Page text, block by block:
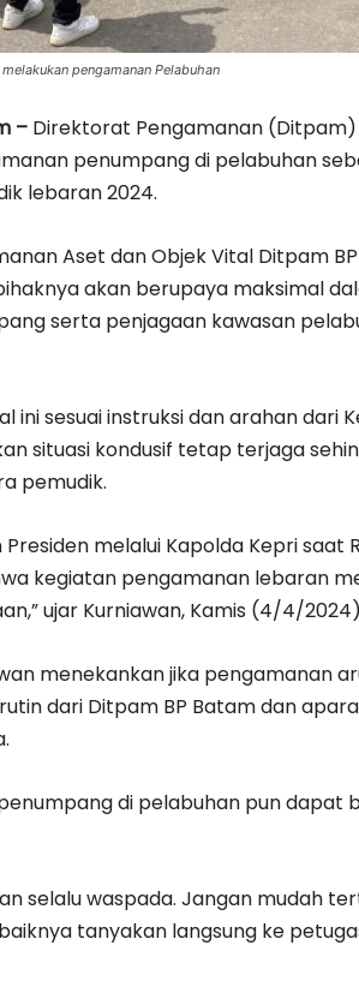
pengamanan Pelabuhan
– Direktorat Pengamanan
penumpang di pelabuhan
lebaran 2024.
Aset dan Objek Vital Ditpam BP
akan berupaya maksimal
serta penjagaan kawasan
ini sesuai instruksi dan arahan dari
situasi kondusif tetap terjaga
pemudik.
Presiden melalui Kapolda Kepri
kegiatan pengamanan lebaran
ujar Kurniawan, Kamis (4/4/
menekankan jika pengamanan
dari Ditpam BP Batam dan
di pelabuhan pun dapat
selalu waspada. Jangan mudah
tanyakan langsung ke